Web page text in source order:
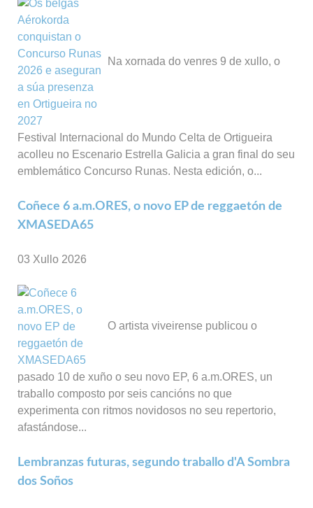
Na xornada do venres 9 de xullo, o
Festival Internacional do Mundo Celta de Ortigueira
acolleu no Escenario Estrella Galicia a gran final do seu
emblemático Concurso Runas. Nesta edición, o...
Coñece 6 a.m.ORES, o novo EP de reggaetón de
XMASEDA65
03 Xullo 2026
O artista viveirense publicou o
pasado 10 de xuño o seu novo EP, 6 a.m.ORES, un
traballo composto por seis cancións no que
experimenta con ritmos novidosos no seu repertorio,
afastándose...
Lembranzas futuras, segundo traballo d'A Sombra
dos Soños